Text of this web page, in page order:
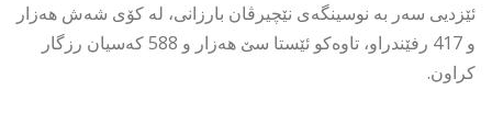
ئێزدیی سەر بە نوسینگەی نێچیرڤان بارزانی، لە کۆی شەش هەزار
و 417 رفێندراو، تاوەکو ئێستا سێ هەزار و 588 کەسیان رزگار
کراون.